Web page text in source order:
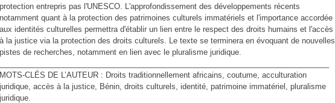
protection entrepris pas l'UNESCO. L'approfondissement des développements récents
notamment quant à la protection des patrimoines culturels immatériels et l'importance accordée
aux identités culturelles permettra d'établir un lien entre le respect des droits humains et l'accès
à la justice via la protection des droits culturels. Le texte se terminera en évoquant de nouvelles
pistes de recherches, notamment en lien avec le pluralisme juridique.
MOTS-CLÉS DE L’AUTEUR : Droits traditionnellement africains, coutume, acculturation
juridique, accès à la justice, Bénin, droits culturels, identité, patrimoine immatériel, pluralisme
juridique.